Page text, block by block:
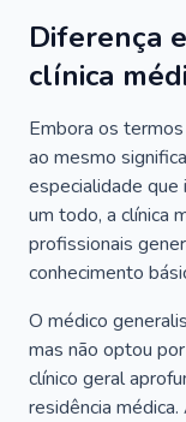
Diferença
clínica
Embora os
ao mesmo
especialidade que
um todo, a clínica
profissionais
conhecimento
O médico
mas não optou
clínico geral
residência